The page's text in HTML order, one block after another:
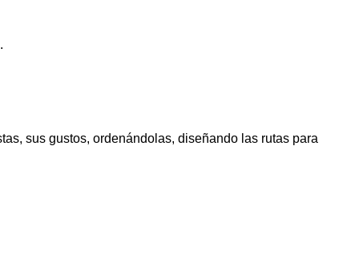
sus gustos, ordenándolas, diseñando las rutas para